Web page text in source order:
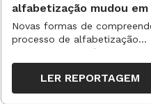
alfabetização mudou em
anos?
Novas formas de
processo de alfabetização
influenciaram políticas e
práticas, transformando o
da leitura e da escrita
LER REPORTAGEM